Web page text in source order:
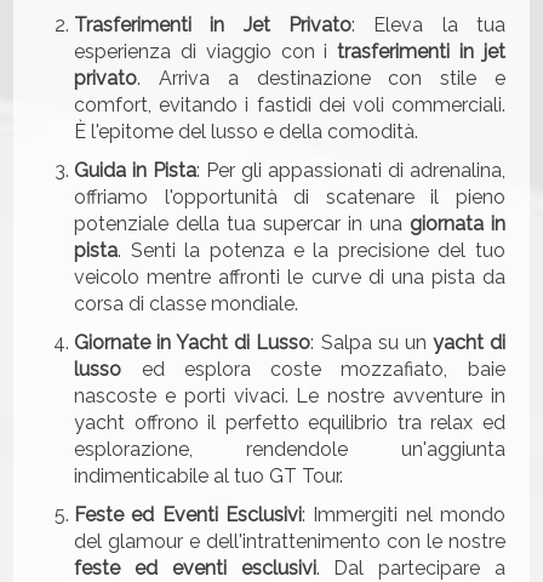
Trasferimenti in Jet Privato: Eleva la tua
esperienza di viaggio con itrasferimenti in jet
privato. Arriva a destinazione con stile e
comfort, evitando i fastidi dei voli commerciali.
È l'epitome del lusso e della comodità.
Guida in Pista: Per gli appassionati di adrenalina,
offriamo l'opportunità di scatenare il pieno
potenziale della tua supercar in una giornata in
pista. Senti la potenza e la precisione del tuo
veicolo mentre affronti le curve di una pista da
corsa di classe mondiale.
Giornate in Yacht di Lusso: Salpa su un yacht di
lusso ed esplora coste mozzafiato, baie
nascoste e porti vivaci. Le nostre avventure in
yacht offrono il perfetto equilibrio tra relax ed
esplorazione, rendendole un'aggiunta
indimenticabile al tuo GT Tour.
Feste ed Eventi Esclusivi: Immergiti nel mondo
del glamour e dell'intrattenimento con le nostre
feste ed eventi esclusivi. Dal partecipare a